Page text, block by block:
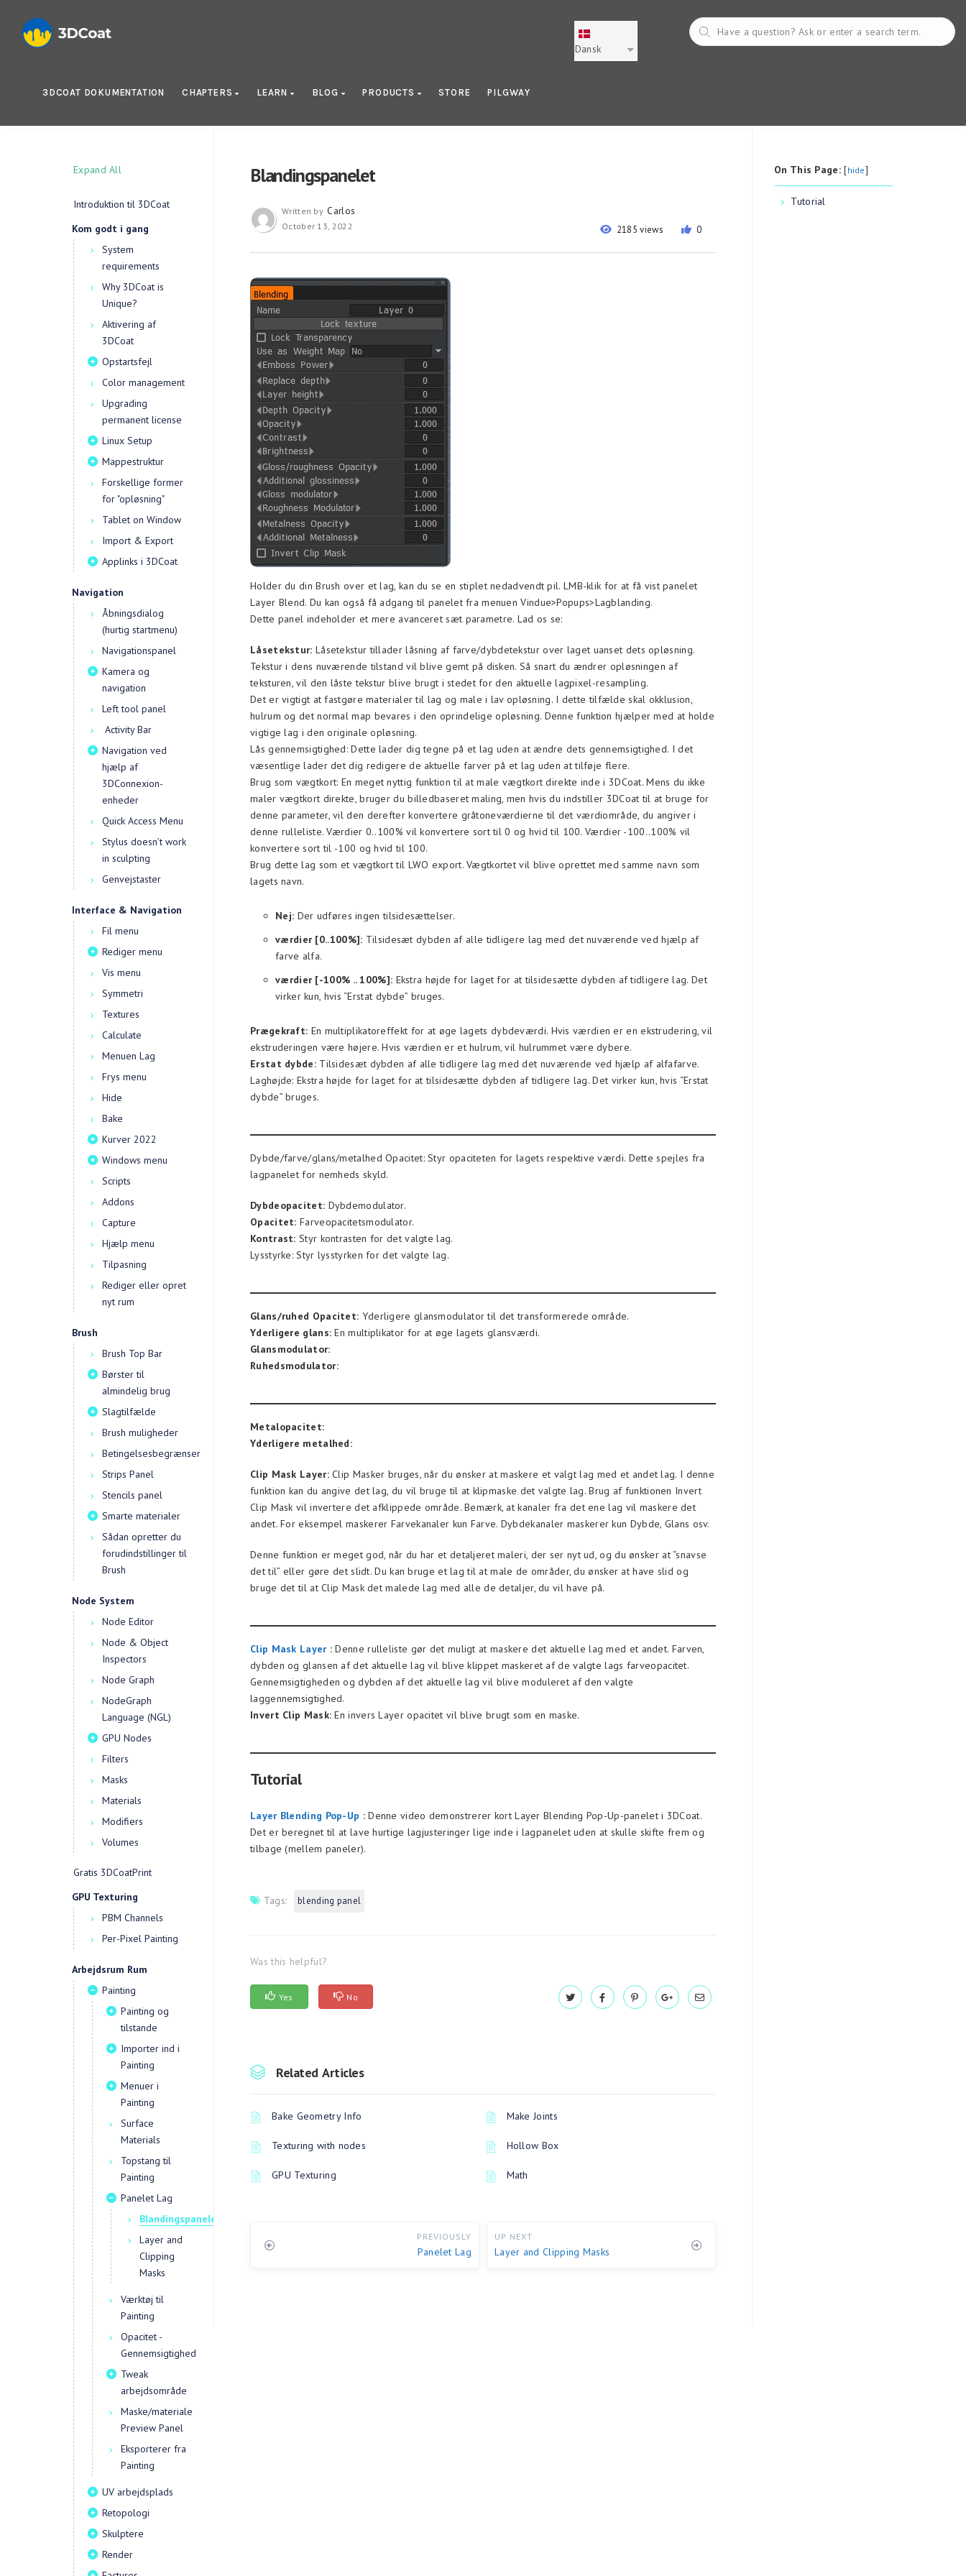
Dansk
3DCOAT DOKUMENTATION CHAPTERS LEARN BLOG PRODUCTS STORE PILGWAY
Expand All
Introduktion til 3DCoat
Kom godt i gang
System
requirements
Why 3DCoat is
Unique?
Aktivering af
3DCoat
Opstartsfejl
Color management
Upgrading
permanent license
Linux Setup
Mappestruktur
Forskellige former
for "opløsning"
Tablet on Window
Import & Export
Applinks i 3DCoat
Navigation
Åbningsdialog
(hurtig startmenu)
Navigationspanel
Kamera og
navigation
Left tool panel
Activity Bar
Navigation ved
hjælp af
3DConnexion-
enheder
Quick Access Menu
Stylus doesn’t work
in sculpting
Genvejstaster
Interface & Navigation
Fil menu
Rediger menu
Vis menu
Symmetri
Textures
Calculate
Menuen Lag
Frys menu
Hide
Bake
Kurver 2022
Windows menu
Scripts
Addons
Capture
Hjælp menu
Tilpasning
Rediger eller opret
nyt rum
Brush
Brush Top Bar
Børster til
almindelig brug
Slagtilfælde
Brush muligheder
Betingelsesbegrænser
Strips Panel
Stencils panel
Smarte materialer
Sådan opretter du
forudindstillinger til
Brush
Node System
Node Editor
Node & Object
Inspectors
Node Graph
NodeGraph
Language (NGL)
GPU Nodes
Filters
Masks
Materials
Modifiers
Volumes
Gratis 3DCoatPrint
GPU Texturing
PBM Channels
Per-Pixel Painting
Arbejdsrum Rum
Painting
Painting og
tilstande
Importer ind i
Painting
Menuer i
Painting
Surface
Materials
Topstang til
Painting
Panelet Lag
Blandingspanelet
Layer and
Clipping
Masks
Værktøj til
Painting
Opacitet -
Gennemsigtighed
Tweak
arbejdsområde
Maske/materiale
Preview Panel
Eksporterer fra
Painting
UV arbejdsplads
Retopologi
Skulptere
Render
Blandingspanelet
2185 views 0
Written by Carlos
October 13, 2022
Holder du din Brush over et lag, kan du se en stiplet nedadvendt pil. LMB-klik for at få vist panelet
Layer Blend. Du kan også få adgang til panelet fra menuen Vindue>Popups>Lagblanding.
Dette panel indeholder et mere avanceret sæt parametre. Lad os se:
Låsetekstur: Låsetekstur tillader låsning af farve/dybdetekstur over laget uanset dets opløsning.
Tekstur i dens nuværende tilstand vil blive gemt på disken. Så snart du ændrer opløsningen af
teksturen, vil den låste tekstur blive brugt i stedet for den aktuelle lagpixel-resampling.
Det er vigtigt at fastgøre materialer til lag og male i lav opløsning. I dette tilfælde skal okklusion,
hulrum og det normal map bevares i den oprindelige opløsning. Denne funktion hjælper med at holde
vigtige lag i den originale opløsning.
Lås gennemsigtighed: Dette lader dig tegne på et lag uden at ændre dets gennemsigtighed. I det
væsentlige lader det dig redigere de aktuelle farver på et lag uden at tilføje flere.
Brug som vægtkort: En meget nyttig funktion til at male vægtkort direkte inde i 3DCoat. Mens du ikke
maler vægtkort direkte, bruger du billedbaseret maling, men hvis du indstiller 3DCoat til at bruge for
denne parameter, vil den derefter konvertere gråtoneværdierne til det værdiområde, du angiver i
denne rulleliste. Værdier 0..100% vil konvertere sort til 0 og hvid til 100. Værdier -100..100% vil
konvertere sort til -100 og hvid til 100.
Brug dette lag som et vægtkort til LWO export. Vægtkortet vil blive oprettet med samme navn som
lagets navn.
Nej: Der udføres ingen tilsidesættelser.
værdier [0..100%]: Tilsidesæt dybden af alle tidligere lag med det nuværende ved hjælp af
farve alfa.
værdier [-100% .. 100%]: Ekstra højde for laget for at tilsidesætte dybden af tidligere lag. Det
virker kun, hvis “Erstat dybde” bruges.
Prægekraft: En multiplikatoreffekt for at øge lagets dybdeværdi. Hvis værdien er en ekstrudering, vil
ekstruderingen være højere. Hvis værdien er et hulrum, vil hulrummet være dybere.
Erstat dybde:Tilsidesæt dybden af alle tidligere lag med det nuværende ved hjælp af alfafarve.
Laghøjde: Ekstra højde for laget for at tilsidesætte dybden af tidligere lag. Det virker kun, hvis “Erstat
dybde” bruges.
Dybde/farve/glans/metalhed Opacitet: Styr opaciteten for lagets respektive værdi. Dette spejles fra
lagpanelet for nemheds skyld.
Dybdeopacitet: Dybdemodulator.
Opacitet: Farveopacitetsmodulator.
Kontrast: Styr kontrasten for det valgte lag.
Lysstyrke: Styr lysstyrken for det valgte lag.
Glans/ruhed Opacitet: Yderligere glansmodulator til det transformerede område.
Yderligere glans: En multiplikator for at øge lagets glansværdi.
Glansmodulator:
Ruhedsmodulator:
Metalopacitet:
Yderligere metalhed:
Clip Mask Layer:Clip Masker bruges, når du ønsker at maskere et valgt lag med et andet lag. I denne
funktion kan du angive det lag, du vil bruge til at klipmaske det valgte lag. Brug af funktionen Invert
Clip Mask vil invertere det afklippede område. Bemærk, at kanaler fra det ene lag vil maskere det
andet. For eksempel maskerer Farvekanaler kun Farve. Dybdekanaler maskerer kun Dybde, Glans osv.
Denne funktion er meget god, når du har et detaljeret maleri, der ser nyt ud, og du ønsker at “snavse
det til” eller gøre det slidt. Du kan bruge et lag til at male de områder, du ønsker at have slid og
bruge det til at Clip Mask det malede lag med alle de detaljer, du vil have på.
Clip Mask Layer : Denne rulleliste gør det muligt at maskere det aktuelle lag med et andet. Farven,
dybden og glansen af det aktuelle lag vil blive klippet maskeret af de valgte lags farveopacitet.
Gennemsigtigheden og dybden af det aktuelle lag vil blive moduleret af den valgte
laggennemsigtighed.
Invert Clip Mask: En invers Layer opacitet vil blive brugt som en maske.
Tutorial
Layer Blending Pop-Up :Denne video demonstrerer kort Layer Blending Pop-Up-panelet i 3DCoat.
Det er beregnet til at lave hurtige lagjusteringer lige inde i lagpanelet uden at skulle skifte frem og
tilbage (mellem paneler).
Tags: blending panel
Was this helpful?
Yes No
Related Articles
Bake Geometry Info Make Joints
Texturing with nodes Hollow Box
GPU Texturing Math
PREVIOUSLY
Panelet Lag
UP NEXT
Layer and Clipping Masks
On This Page:[hide]
Tutorial